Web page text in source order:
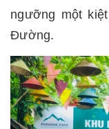
ngưỡng một
Đường.